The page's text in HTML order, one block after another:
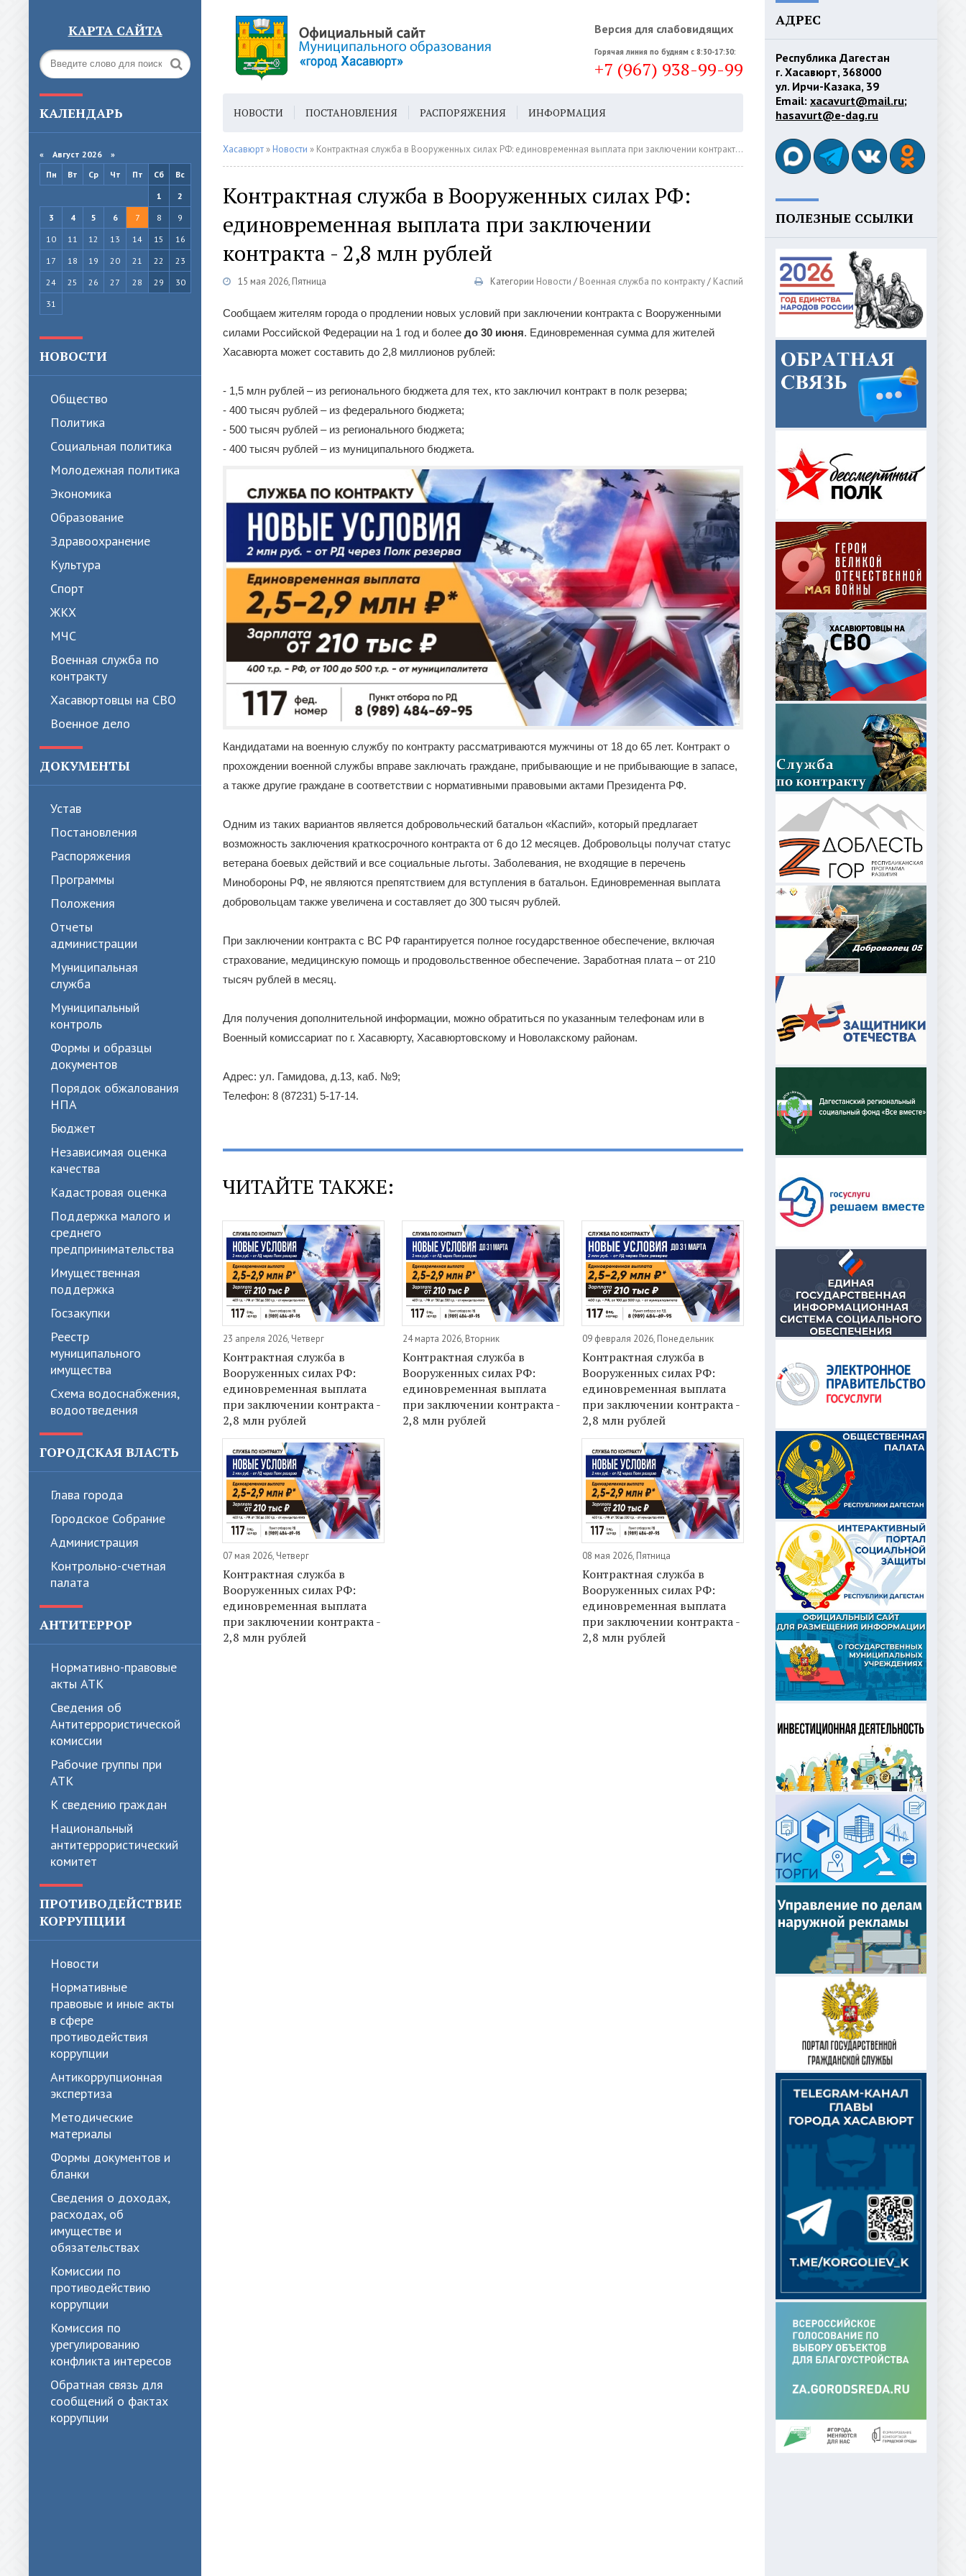
КАРТА САЙТА Версия для слабовидящих
Горячая линия по будням с 8:30-17:30:
+7 (967) 938-99-99
КАЛЕНДАРЬ
« Август 2026 »
Пн
Вт Ср Чт Пт Сб
Вс
1
2
3
4 5 6 7 8
9
10
11 12 13 14 15
16
17
18 19 20 21 22
23
24
25 26 27 28 29
30
31
НОВОСТИ
Общество
Политика
Cоциальная политика
Молодежная политика
Экономика
Образование
Здравоохранение
Культура
Спорт
ЖКХ
МЧС
Военная служба по
контракту
Хасавюртовцы на СВО
Военное дело
ДОКУМЕНТЫ
Устав
Постановления
Распоряжения
Программы
Положения
Отчеты
администрации
Муниципальная
служба
Муниципальный
контроль
Формы и образцы
документов
Порядок обжалования
НПА
Бюджет
Независимая оценка
качества
Кадастровая оценка
Поддержка малого и
среднего
предпринимательства
Имущественная
поддержка
Госзакупки
Реестр
муниципального
имущества
Схема водоснабжения,
водоотведения
ГОРОДСКАЯ ВЛАСТЬ
Глава города
Городское Собрание
Администрация
Контрольно-счетная
палата
АНТИТЕРРОР
Нормативно-правовые
акты АТК
Сведения об
Антитеррористической
комиссии
Рабочие группы при
АТК
К сведению граждан
Национальный
антитеррористический
комитет
ПРОТИВОДЕЙСТВИЕ
КОРРУПЦИИ
Новости
Нормативные
правовые и иные акты
в сфере
противодействия
коррупции
Антикоррупционная
экспертиза
Методические
материалы
Формы документов и
бланки
Сведения о доходах,
расходах, об
имуществе и
обязательствах
Комиссии по
противодействию
коррупции
Комиссия по
урегулированию
конфликта интересов
Обратная связь для
сообщений о фактах
коррупции
НОВОСТИ ПОСТАНОВЛЕНИЯ РАСПОРЯЖЕНИЯ ИНФОРМАЦИЯ
ГОРОДСКАЯ СРЕДА ГЕН. ПЛАН
Хасавюрт » Новости » Контрактная служба в Вооруженных силах РФ: единовременная выплата при заключении контракта - 2,8 млн рублей
Контрактная служба в Вооруженных силах РФ:
единовременная выплата при заключении
контракта - 2,8 млн рублей
15 мая 2026, Пятница Категории Новости / Военная служба по контракту/ Каспий
Сообщаем жителям города о продлении новых условий при заключении контракта с Вооруженными
силами Российской Федерации на 1 год и более до 30 июня. Единовременная сумма для жителей
Хасавюрта может составить до 2,8 миллионов рублей:
- 1,5 млн рублей – из регионального бюджета для тех, кто заключил контракт в полк резерва;
- 400 тысяч рублей – из федерального бюджета;
- 500 тысяч рублей – из регионального бюджета;
- 400 тысяч рублей – из муниципального бюджета.
Кандидатами на военную службу по контракту рассматриваются мужчины от 18 до 65 лет. Контракт о
прохождении военной службы вправе заключать граждане, прибывающие и не прибывающие в запасе,
а также другие граждане в соответствии с нормативными правовыми актами Президента РФ.
Одним из таких вариантов является добровольческий батальон «Каспий», который предлагает
возможность заключения краткосрочного контракта от 6 до 12 месяцев. Добровольцы получат статус
ветерана боевых действий и все социальные льготы. Заболевания, не входящие в перечень
Минобороны РФ, не являются препятствием для вступления в батальон. Единовременная выплата
добровольцам также увеличена и составляет до 300 тысяч рублей.
При заключении контракта с ВС РФ гарантируется полное государственное обеспечение, включая
страхование, медицинскую помощь и продовольственное обеспечение. Заработная плата – от 210
тысяч рублей в месяц.
Для получения дополнительной информации, можно обратиться по указанным телефонам или в
Военный комиссариат по г. Хасавюрту, Хасавюртовскому и Новолакскому районам.
Адрес: ул. Гамидова, д.13, каб. №9;
Телефон: 8 (87231) 5-17-14.
ЧИТАЙТЕ ТАКЖЕ:
23 апреля 2026, Четверг
Контрактная служба в
Вооруженных силах РФ:
единовременная выплата
при заключении контракта -
2,8 млн рублей
24 марта 2026, Вторник
Контрактная служба в
Вооруженных силах РФ:
единовременная выплата
при заключении контракта -
2,8 млн рублей
09 февраля 2026, Понедельник
Контрактная служба в
Вооруженных силах РФ:
единовременная выплата
при заключении контракта -
2,8 млн рублей
07 мая 2026, Четверг
Контрактная служба в
Вооруженных силах РФ:
единовременная выплата
при заключении контракта -
2,8 млн рублей
08 мая 2026, Пятница
Контрактная служба в
Вооруженных силах РФ:
единовременная выплата
при заключении контракта -
2,8 млн рублей
АДРЕС
Республика Дагестан
г. Хасавюрт, 368000
ул. Ирчи-Казака, 39
Email: xacavurt@mail.ru;
hasavurt@e-dag.ru
ПОЛЕЗНЫЕ ССЫЛКИ